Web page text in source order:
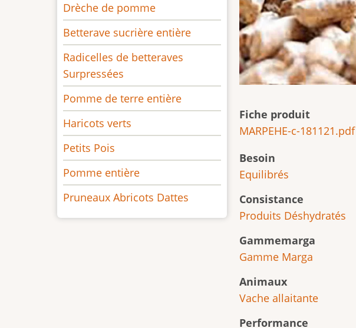
Fiche produit
MARPEHE-c-181121.pdf
Besoin
Equilibrés
Consistance
Produits Déshydratés
Gammemarga
Gamme Marga
Animaux
Vache allaitante
Performance
Drèche de pomme
Betterave sucrière entière
Radicelles de betteraves
Surpressées
Pomme de terre entière
Haricots verts
Petits Pois
Pomme entière
Pruneaux Abricots Dattes